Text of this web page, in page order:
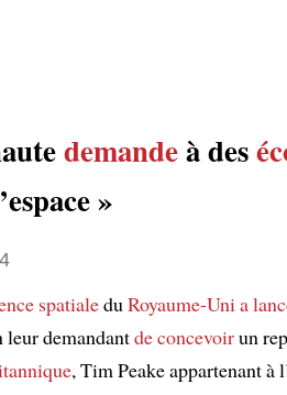
demandeà des
»
spatialeduRoyaume-Unia
leur demandantde concevoirun
, Tim Peake appartenant à